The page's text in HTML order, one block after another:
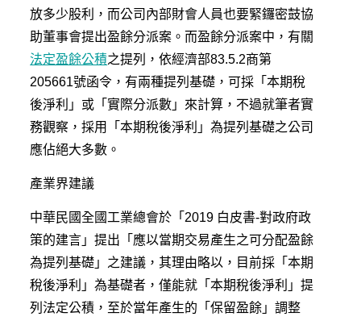
放多少股利，而公司內部財會人員也要緊鑼密鼓協
助董事會提出盈餘分派案。而盈餘分派案中，有關
法定盈餘公積之提列，依經濟部83.5.2商第
205661號函令，有兩種提列基礎，可採「本期稅
後淨利」或「實際分派數」來計算，不過就筆者實
務觀察，採用「本期稅後淨利」為提列基礎之公司
應佔絕大多數。
產業界建議
中華民國全國工業總會於「2019 白皮書-對政府政
策的建言」提出「應以當期交易產生之可分配盈餘
為提列基礎」之建議，其理由略以，目前採「本期
稅後淨利」為基礎者，僅能就「本期稅後淨利」提
列法定公積，至於當年產生的「保留盈餘」調整